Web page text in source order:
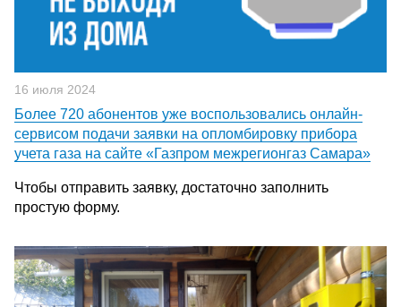
16 июля 2024
Более 720 абонентов уже воспользовались онлайн-
сервисом подачи заявки на опломбировку прибора
учета газа на сайте «Газпром межрегионгаз Самара»
Чтобы отправить заявку, достаточно заполнить
простую форму.